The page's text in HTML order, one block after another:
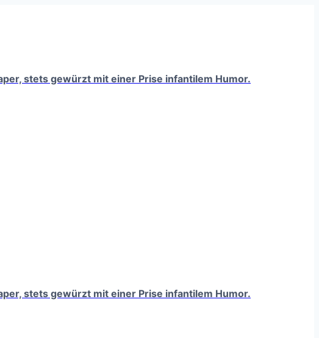
stets gewürzt mit einer Prise infantilem Humor.
stets gewürzt mit einer Prise infantilem Humor.